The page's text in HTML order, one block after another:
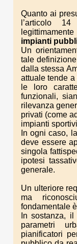
Quanto ai
l’articolo
impianti
Un
tale
dalla stessa
attuale tende
le loro
funzionali,
rilevanza
privati (come
impianti
In ogni caso,
deve essere
singola
ipotesi
generale.
Un ulteriore
ma
fondamentale è
In sostanza, il
parametri
pianificatori